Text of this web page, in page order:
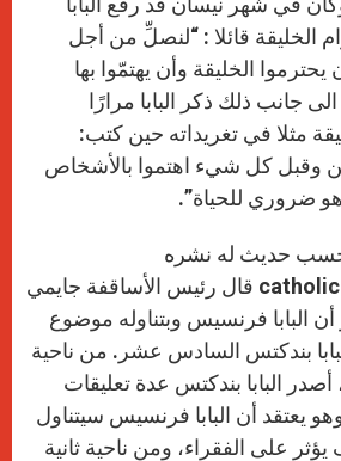
الخليقة قائلا : “لنصلِّ من أجل
الخليقة وأن يهتمّوا بها
جانب ذلك ذكر البابا مرارًا
مثلا في تغريداته حين كتب:
وقبل كل شيء اهتموا بالأشخاص
ضروري للحياة.”
حديث له نشره
قال رئيس الأساقفة جايمي
البابا فرنسيس وبتناوله موضوع
بندكتس السادس عشر. من ناحية
البابا بندكتس عدة تعليقات
يعتقد أن البابا فرنسيس سيتناول
على الفقراء، ومن ناحية ثانية